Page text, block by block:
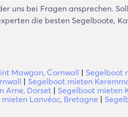
uns bei Fragen ansprechen.
die besten Segelboote,
Mawgan, Cornwall | Segelboot
| Segelboot mieten
Arne, Dorset | Segelboot mieten
Lanvéoc, Bretagne |